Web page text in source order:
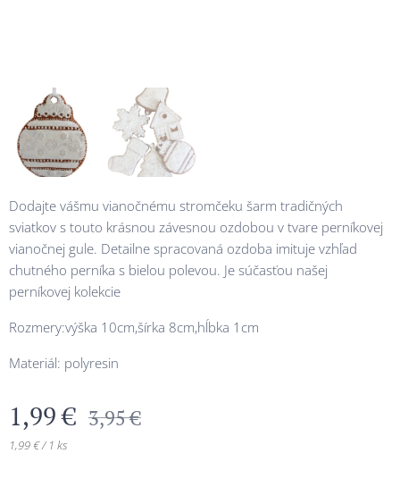
Dodajte vášmu vianočnému stromčeku šarm tradičných
sviatkov s touto krásnou závesnou ozdobou v tvare perníkovej
vianočnej gule. Detailne spracovaná ozdoba imituje vzhľad
chutného perníka s bielou polevou. Je súčasťou našej
perníkovej kolekcie
Rozmery:výška 10cm,šírka 8cm,hĺbka 1cm
Materiál: polyresin
1,99€ 3,95€
1,99 € / 1 ks